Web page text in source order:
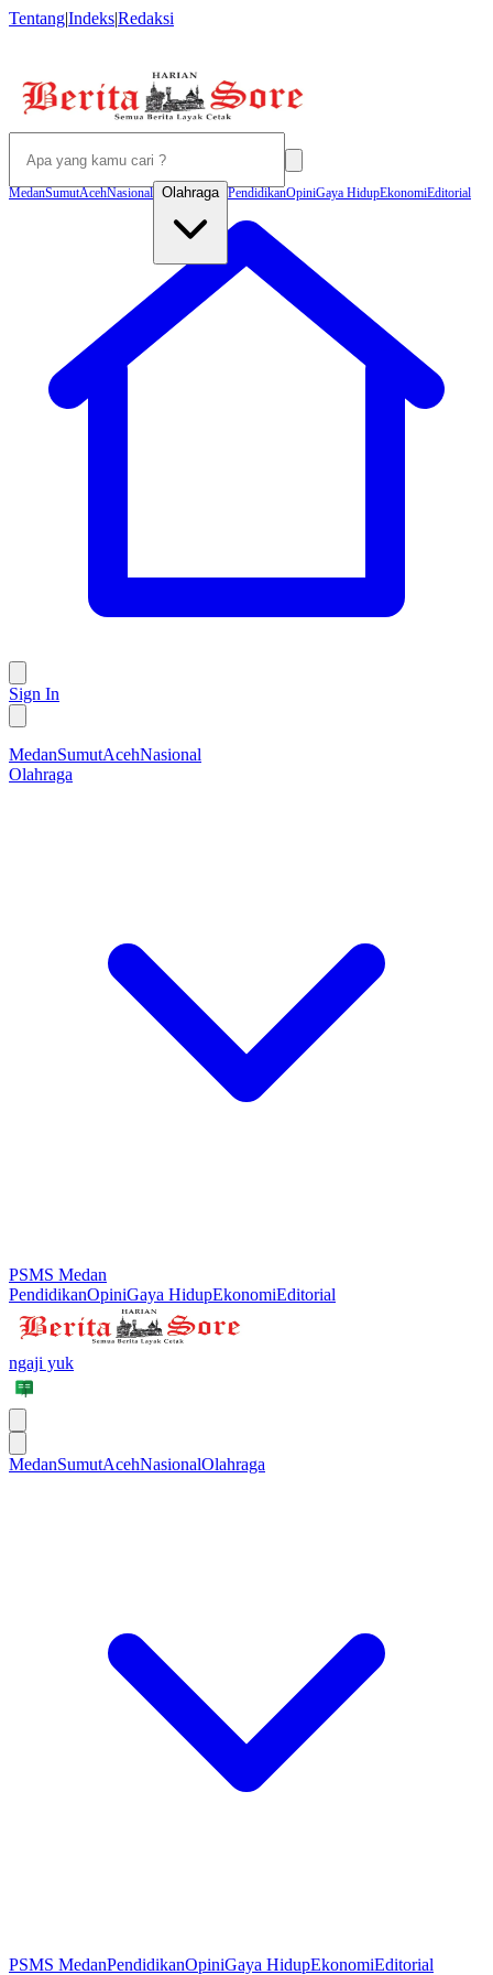
Tentang|Indeks|Redaksi
MedanSumutAcehNasional Olahraga PendidikanOpiniGaya HidupEkonomiEditorial
Sign In
MedanSumutAcehNasional
Olahraga
PSMS Medan
PendidikanOpiniGaya HidupEkonomiEditorial
ngaji yuk
MedanSumutAcehNasionalOlahraga
PSMS MedanPendidikanOpiniGaya HidupEkonomiEditorial